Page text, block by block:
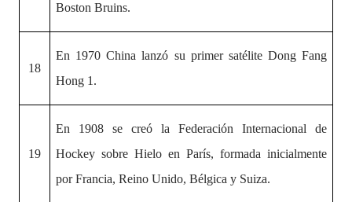
Boston Bruins.
18
En 1970 China lanzó su primer satélite Dong Fang
Hong 1.
19
En 1908 se creó la Federación Internacional de
Hockey sobre Hielo en París, formada inicialmente
por Francia, Reino Unido, Bélgica y Suiza.